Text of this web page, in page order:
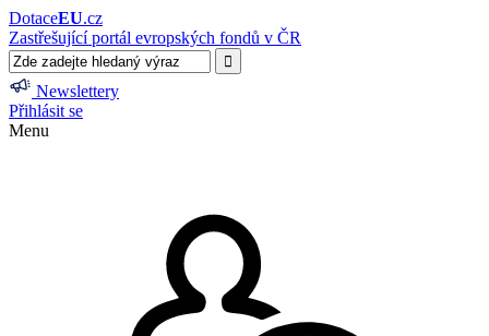
DotaceEU.cz
Zastřešující portál evropských fondů v ČR
Newslettery
Přihlásit se
Menu